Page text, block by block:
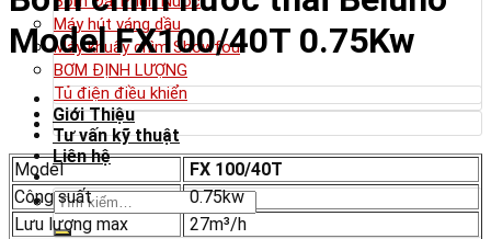
Máy hút váng dầu
Máy khuấy chìm Showfou
BƠM ĐỊNH LƯỢNG
Tủ điện điều khiển
Giới Thiệu
Tư vấn kỹ thuật
Liên hệ
Tìm
kiếm:
Model FX100/40T 0.75Kw
Model
FX 100/40T
Công suất
0.75kw
Lưu lượng max
27m³/h